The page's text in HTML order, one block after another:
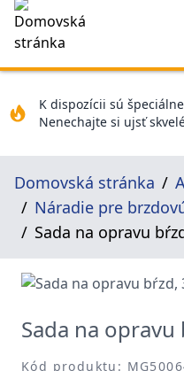
K dispozícii sú
Nenechajte si ujsť
Domovská stránka
Náradie pre
Sada na opravu
Sada na
Kód produktu: